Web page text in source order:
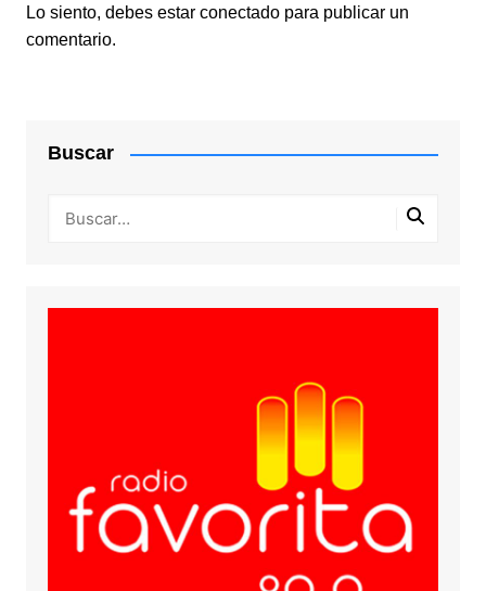
Lo siento, debes estar conectadopara publicar un
comentario.
Buscar